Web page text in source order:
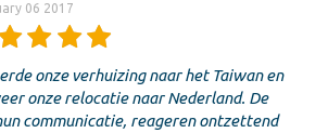
06 2017
onze verhuizing naar het Taiwan en
onze relocatie naar Nederland. De
communicatie, reageren ontzettend